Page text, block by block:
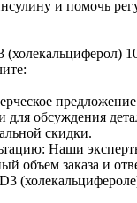
и помочь
(холекальциферол)
обсуждения
скидки.
Наши
объем заказа и